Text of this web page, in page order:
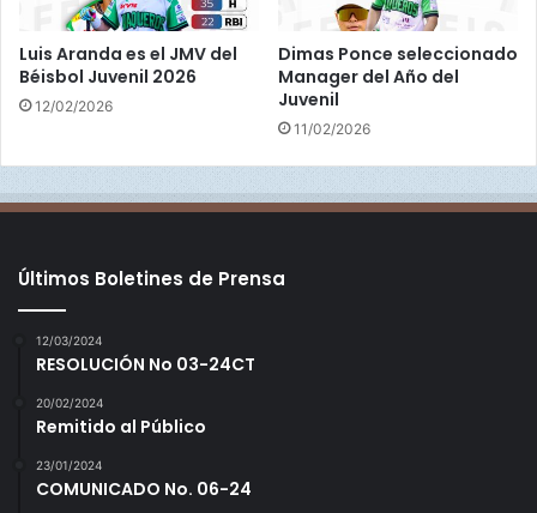
Luis Aranda es el JMV del
Béisbol Juvenil 2026
12/02/2026
Dimas Ponce seleccionado
Manager del Año del
Juvenil
11/02/2026
Últimos Boletines de Prensa
12/03/2024
RESOLUCIÓN No 03-24CT
20/02/2024
Remitido al Público
23/01/2024
COMUNICADO No. 06-24